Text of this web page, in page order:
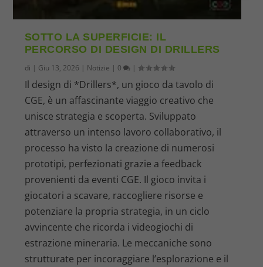
SOTTO LA SUPERFICIE: IL
PERCORSO DI DESIGN DI DRILLERS
di | Giu 13, 2026 | Notizie | 0 |
Il design di *Drillers*, un gioco da tavolo di
CGE, è un affascinante viaggio creativo che
unisce strategia e scoperta. Sviluppato
attraverso un intenso lavoro collaborativo, il
processo ha visto la creazione di numerosi
prototipi, perfezionati grazie a feedback
provenienti da eventi CGE. Il gioco invita i
giocatori a scavare, raccogliere risorse e
potenziare la propria strategia, in un ciclo
avvincente che ricorda i videogiochi di
estrazione mineraria. Le meccaniche sono
strutturate per incoraggiare l’esplorazione e il